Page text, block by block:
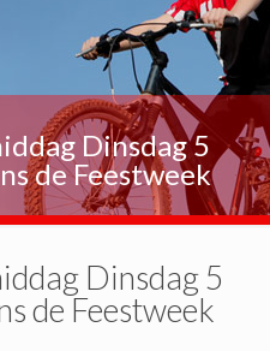
Dinsdag 5
de Feestweek
Dinsdag 5
de Feestweek